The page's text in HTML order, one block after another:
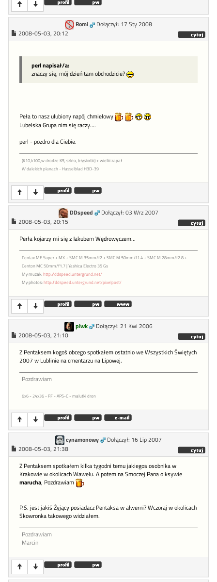
Romi
Dołączył: 17 Sty 2008
2008-05-03, 20:12
perl napisał/a:
znaczy się, mój dzień tam obchodzicie?
Peła to nasz ulubiony napój chmielowy
Lubelska Grupa nim się raczy....
perl - pozdro dla Ciebie.
(K10,k100,w drodze K5, szkła, błyskotki) + wielki zapał
W dalekich planach - Hasselblad H3D-39
DDspeed
Dołączył: 03 Wrz 2007
2008-05-03, 20:15
Perła kojarzy mi się z Jakubem Wędrowyczem...
Pentax ME Super + MX + SMC M 35mm/f2 + SMC M 50mm/f1.4 + SMC M 28mm/f2.8 +
Centon MC 50mm/f1.7 | Yashica Electro 35 Gs
My muzak:http://ddspeed.untergrund.net/
My photos:http://ddspeed.untergrund.net/pixelpost/
plwk
Dołączył: 21 Kwi 2006
2008-05-03, 21:10
Z Pentaksem kogoś obcego spotkałem ostatnio we Wszystkich Świętych
2007 w Lublinie na cmentarzu na Lipowej.
Pozdrawiam
6x6 - 24x36 - FF - APS-C - malutki dron
cynamonowy
Dołączył: 16 Lip 2007
2008-05-03, 21:38
Z Pentaksem spotkałem kilka tygodni temu jakiegos osobnika w
Krakowie w okolicach Wawelu. A potem na Smoczej Pana o ksywie
marucha, Pozdrawiam
P.S. jest jakiś Żyjący posiadacz Pentaksa w alwerni? Wczoraj w okolicach
Skowronka takowego widziałem.
Pozdrawiam
Marcin